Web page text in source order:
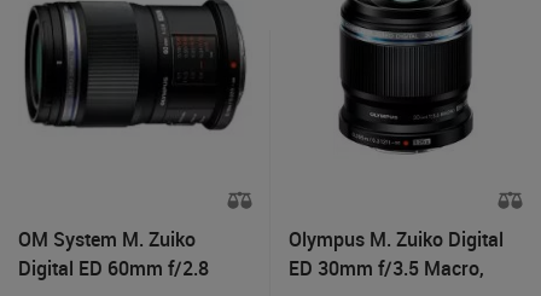
OM System M. Zuiko
Digital ED 60mm f/2.8
Olympus M. Zuiko Digital
ED 30mm f/3.5 Macro,